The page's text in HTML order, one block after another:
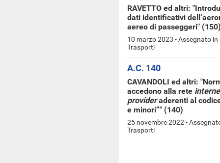
RAVETTO ed altri:
dati identificativi
aereo di passeggeri"
10 marzo 2023 - Assegnato
Trasporti
A.C. 140
CAVANDOLI ed altri:
accedono alla rete
provideraderenti al
e minori”" (140)
25 novembre 2022 -
Trasporti